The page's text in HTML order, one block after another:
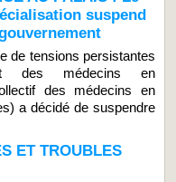
suspend
tensions persistantes
des médecins en
des médecins en
a décidé de suspendre
ET TROUBLES